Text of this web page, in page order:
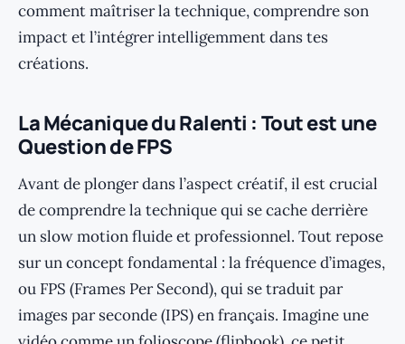
comment maîtriser la technique, comprendre son
impact et l’intégrer intelligemment dans tes
créations.
La Mécanique du Ralenti : Tout est une
Question de FPS
Avant de plonger dans l’aspect créatif, il est crucial
de comprendre la technique qui se cache derrière
un slow motion fluide et professionnel. Tout repose
sur un concept fondamental : la fréquence d’images,
ou FPS (Frames Per Second), qui se traduit par
images par seconde (IPS) en français. Imagine une